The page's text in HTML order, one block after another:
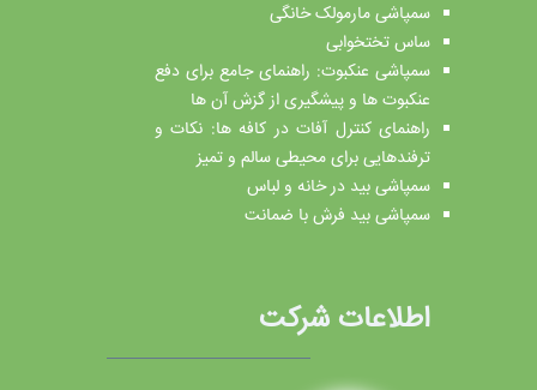
سمپاشی مارمولک خانگی
ساس تختخوابی
سمپاشی عنکبوت: راهنمای جامع برای دفع
عنکبوت ها و پیشگیری از گزش آن ها
راهنمای کنترل آفات در کافه ها: نکات و
ترفندهایی برای محیطی سالم و تمیز
سمپاشی بید در خانه و لباس
سمپاشی بید فرش با ضمانت
اطلاعات شرکت